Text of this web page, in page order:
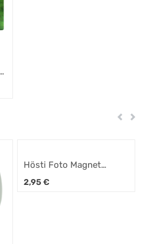
Zurück
Hösti Foto Magnet
Sehnsucht
2,95€